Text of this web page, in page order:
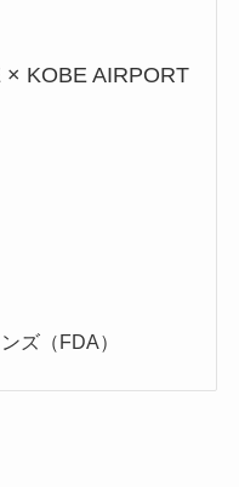
× KOBE AIRPORT
ズ（FDA）